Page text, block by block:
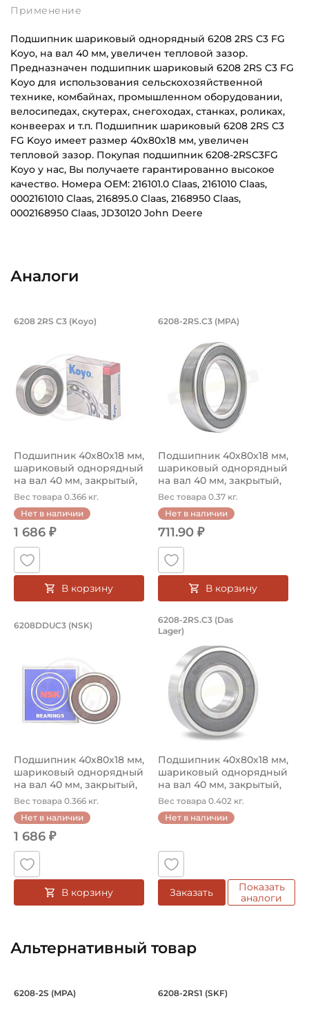
Применение
Подшипник шариковый однорядный 6208 2RS C3 FG
Koyo, на вал 40 мм, увеличен тепловой зазор.
Предназначен подшипник шариковый 6208 2RS C3 FG
Koyo для использования сельскохозяйственной
технике, комбайнах, промышленном оборудовании,
велосипедах, скутерах, снегоходах, станках, роликах,
конвеерах и т.п. Подшипник шариковый 6208 2RS C3
FG Koyo имеет размер 40х80х18 мм, увеличен
тепловой зазор. Покупая подшипник 6208-2RSC3FG
Koyo у нас, Вы получаете гарантированно высокое
качество. Номера OEM: 216101.0 Claas, 2161010 Claas,
0002161010 Claas, 216895.0 Claas, 2168950 Claas,
0002168950 Claas, JD30120 John Deere
Наружный диаметр (D):
Ширина внутреннего кольца (B):
Ширина наружного кольца (С):
18 мм
Тип посадочного отверстия на вал:
Тип наружного кольца:
Цилиндрическое
Вид уплотнения:
Уплотнение 2RS
Способ фиксации на вал:
Натяг
Сепаратор:
Страна происхождения:
Япония
Категория:
Аналоги
Подшипник 40х80х18 мм, шариковый
6208 2RS C3 (Koyo)
Подшипник 40х80х18 мм,
шариковый однорядный
на вал 40 мм, закрытый,
уве...
Вес товара 0.366 кг.
Нет в наличии
1 686 ₽
В корзину
Подшипник
6208-2RS.C3 (MPA)
Подшипник 40х80х18 мм,
шариковый однорядный
на вал 40 мм, закрытый,
уве...
Вес товара 0.37 кг.
Нет в наличии
711.90 ₽
В корзину
Подшипник 40х80х18 мм, шариковый
Подшипник шариковый однорядный 6208DDUC3 NSK,
6208DDUC3 (NSK)
Подшипник 40х80х18 мм,
шариковый однорядный
на вал 40 мм, закрытый,
уве...
Вес товара 0.366 кг.
Нет в наличии
1 686 ₽
В корзину
Подшипник
Ищите где купить
6208-2RS.C3 (Das
Lager)
Подшипник 40х80х18 мм,
шариковый однорядный
на вал 40 мм, закрытый,
уве...
Вес товара 0.402 кг.
Нет в наличии
Заказать
Показать
аналоги
Альтернативный товар
Подшипник 40х80х18 мм, шариковый
6208-2S (MPA) Подшипник
6208-2RS1 (SKF)